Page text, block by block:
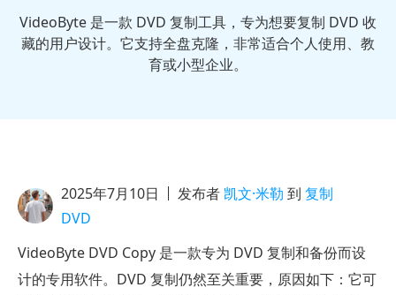
VideoByte 是一款 DVD 复制工具，专为想要复制 DVD 收
藏的用户设计。它支持全盘克隆，非常适合个人使用、教
育或小型企业。
2025年7月10日 发布者凯文·米勒 到 复制
DVD
VideoByte DVD Copy 是一款专为 DVD 复制和备份而设
计的专用软件。DVD 复制仍然至关重要，原因如下：它可